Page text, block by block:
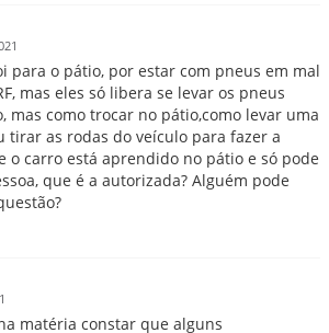
para o pátio, por estar com pneus em mal
mas eles só libera se levar os pneus
mas como trocar no pátio,como levar uma
tirar as rodas do veículo para fazer a
o carro está aprendido no pátio e só pode
que é a autorizada? Alguém pode
matéria constar que alguns